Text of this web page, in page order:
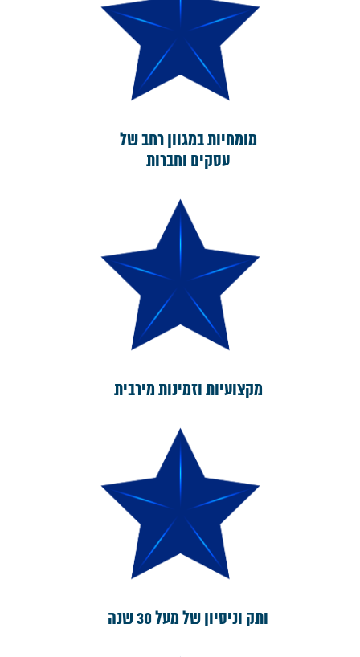
ותק וניסיון של מעל 30 שנה
מקצועיות וזמינות מירבית
מומחיות במגוון רחב של
עסקים וחברות